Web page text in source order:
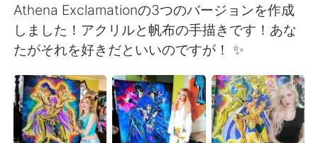
English 简体中文
繁體中文 Español
العربية Deutsch
日本語 한국어
Athena Exclamationの3つのバージョンを作成
しました！アクリルと帆布の手描きです！あな
たがそれを好きだといいのですが！ ✨